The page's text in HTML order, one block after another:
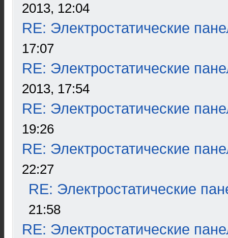
2013, 12:04
RE: Электростатические
17:07
RE: Электростатические
2013, 17:54
RE: Электростатические
19:26
RE: Электростатические
22:27
RE: Электростатические
21:58
RE: Электростатические